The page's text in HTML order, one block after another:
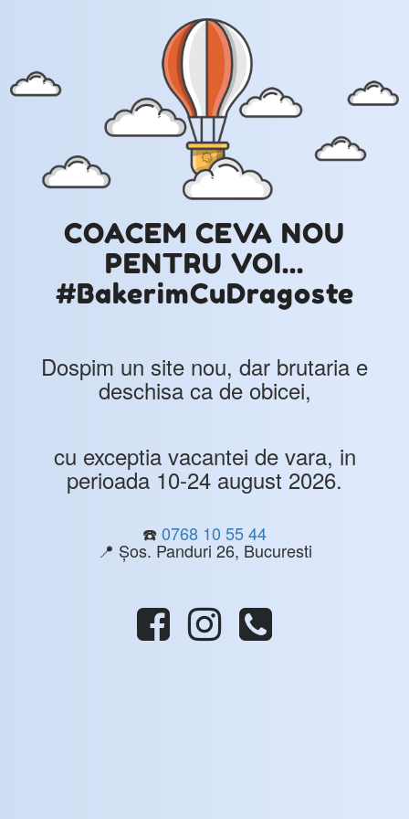
COACEM CEVA NOU
PENTRU VOI...
#BakerimCuDragoste
Dospim un site nou, dar brutaria e
deschisa ca de obicei,
cu exceptia vacantei de vara, in
perioada 10-24 august 2026.
☎️0768 10 55 44
📍 Șos. Panduri 26, Bucuresti